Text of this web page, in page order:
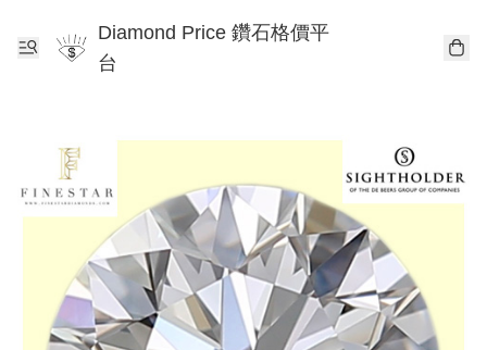
Diamond Price 鑽石格價平
台